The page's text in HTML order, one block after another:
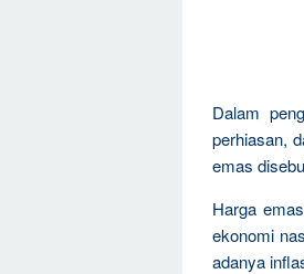
Dalam
perhiasan,
emas
Harga
ekonomi
adanya